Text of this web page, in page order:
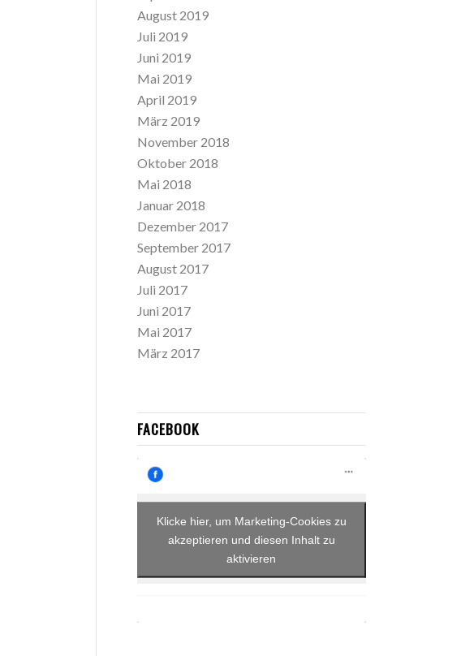
August 2019
Juli 2019
Juni 2019
Mai 2019
April 2019
März 2019
November 2018
Oktober 2018
Mai 2018
Januar 2018
Dezember 2017
September 2017
August 2017
Juli 2017
Juni 2017
Mai 2017
März 2017
FACEBOOK
Klicke hier, um Marketing-Cookies zu
akzeptieren und diesen Inhalt zu
aktivieren